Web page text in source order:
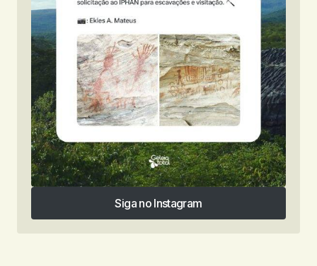
Siga no Instagram
Siga no Instagram